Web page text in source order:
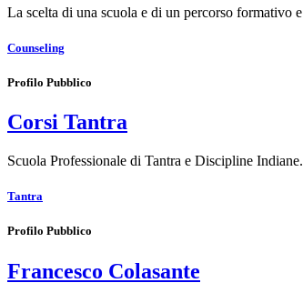
La scelta di una scuola e di un percorso
Counseling
Profilo Pubblico
Corsi Tantra
Scuola Professionale di Tantra e Discipline
Tantra
Profilo Pubblico
Francesco Colasante